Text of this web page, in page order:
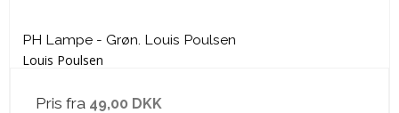
PH Lampe - Grøn. Louis Poulsen
Louis Poulsen
Pris fra 49,00 DKK